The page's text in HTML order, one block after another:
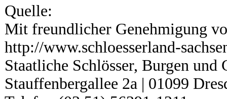
Quelle:
Mit freundlicher Genehmigung
http://www.schloesserland-
Staatliche Schlösser, Burgen und
Stauffenbergallee 2a | 01099